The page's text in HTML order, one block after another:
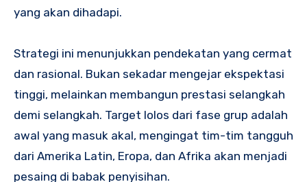
yang akan dihadapi.
Strategi ini menunjukkan pendekatan yang cermat
dan rasional. Bukan sekadar mengejar ekspektasi
tinggi, melainkan membangun prestasi selangkah
demi selangkah. Target lolos dari fase grup adalah
awal yang masuk akal, mengingat tim-tim tangguh
dari Amerika Latin, Eropa, dan Afrika akan menjadi
pesaing di babak penyisihan.